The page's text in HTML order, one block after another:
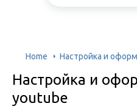
Home Настройка и
Настройка и
youtube